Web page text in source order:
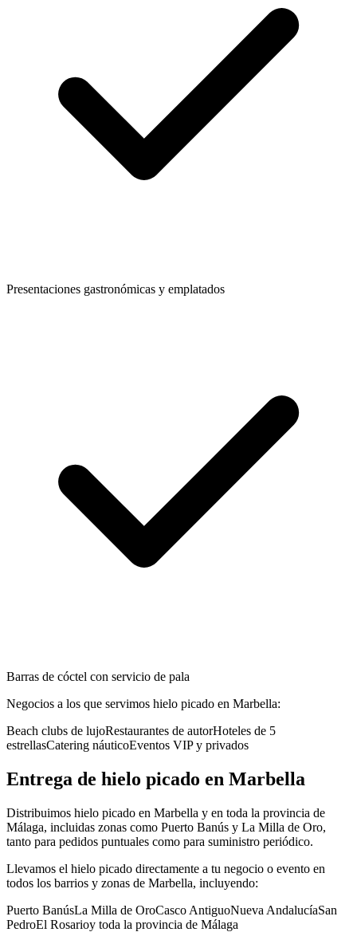
Presentaciones gastronómicas y emplatados
Barras de cóctel con servicio de pala
Negocios a los que servimos hielo picado en Marbella:
Beach clubs de lujoRestaurantes de autorHoteles de 5
estrellasCatering náuticoEventos VIP y privados
Entrega de hielo picado en Marbella
Distribuimos hielo picado en Marbella y en toda la provincia de
Málaga, incluidas zonas como Puerto Banús y La Milla de Oro,
tanto para pedidos puntuales como para suministro periódico.
Llevamos el hielo picado directamente a tu negocio o evento en
todos los barrios y zonas de Marbella, incluyendo:
Puerto BanúsLa Milla de OroCasco AntiguoNueva AndalucíaSan
PedroEl Rosarioy toda la provincia de Málaga